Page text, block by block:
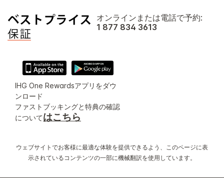
オンラインまたは電話で予約:
1 877 834 3613
IHG One Rewardsアプリをダウ
ンロード
ファストブッキングと特典の確認
についてはこちら
ウェブサイトでお客様に最適な体験を提供できるよう、このページに表
示されているコンテンツの一部に機械翻訳を使用しています。